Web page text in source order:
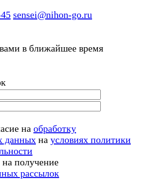
sensei@nihon-go.ru
в ближайшее время
на обработку
данных на условиях политики
на получение
рассылок